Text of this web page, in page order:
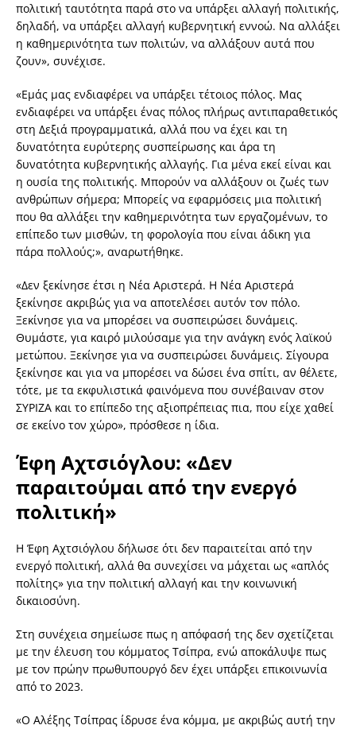
πολιτική ταυτότητα παρά στο να υπάρξει αλλαγή πολιτικής,
δηλαδή, να υπάρξει αλλαγή κυβερνητική εννοώ. Να αλλάξει
η καθημερινότητα των πολιτών, να αλλάξουν αυτά που
ζουν», συνέχισε.
«Εμάς μας ενδιαφέρει να υπάρξει τέτοιος πόλος. Μας
ενδιαφέρει να υπάρξει ένας πόλος πλήρως αντιπαραθετικός
στη Δεξιά προγραμματικά, αλλά που να έχει και τη
δυνατότητα ευρύτερης συσπείρωσης και άρα τη
δυνατότητα κυβερνητικής αλλαγής. Για μένα εκεί είναι και
η ουσία της πολιτικής. Μπορούν να αλλάξουν οι ζωές των
ανθρώπων σήμερα; Μπορείς να εφαρμόσεις μια πολιτική
που θα αλλάξει την καθημερινότητα των εργαζομένων, το
επίπεδο των μισθών, τη φορολογία που είναι άδικη για
πάρα πολλούς;», αναρωτήθηκε.
«Δεν ξεκίνησε έτσι η Νέα Αριστερά. Η Νέα Αριστερά
ξεκίνησε ακριβώς για να αποτελέσει αυτόν τον πόλο.
Ξεκίνησε για να μπορέσει να συσπειρώσει δυνάμεις.
Θυμάστε, για καιρό μιλούσαμε για την ανάγκη ενός λαϊκού
μετώπου. Ξεκίνησε για να συσπειρώσει δυνάμεις. Σίγουρα
ξεκίνησε και για να μπορέσει να δώσει ένα σπίτι, αν θέλετε,
τότε, με τα εκφυλιστικά φαινόμενα που συνέβαιναν στον
ΣΥΡΙΖΑ και το επίπεδο της αξιοπρέπειας πια, που είχε χαθεί
σε εκείνο τον χώρο», πρόσθεσε η ίδια.
Έφη Αχτσιόγλου: «Δεν
παραιτούμαι από την ενεργό
πολιτική»
Η Έφη Αχτσιόγλου δήλωσε ότι δεν παραιτείται από την
ενεργό πολιτική, αλλά θα συνεχίσει να μάχεται ως «απλός
πολίτης» για την πολιτική αλλαγή και την κοινωνική
δικαιοσύνη.
Στη συνέχεια σημείωσε πως η απόφασή της δεν σχετίζεται
με την έλευση του κόμματος Τσίπρα, ενώ αποκάλυψε πως
με τον πρώην πρωθυπουργό δεν έχει υπάρξει επικοινωνία
από το 2023.
«Ο Αλέξης Τσίπρας ίδρυσε ένα κόμμα, με ακριβώς αυτή την